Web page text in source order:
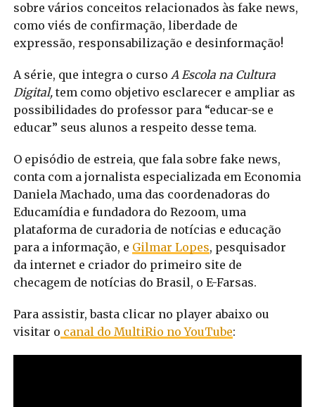
sobre vários conceitos relacionados às fake news,
como viés de confirmação, liberdade de
expressão, responsabilização e desinformação!
A série, que integra o curso A Escola na Cultura
Digital,tem como objetivo esclarecer e ampliar as
possibilidades do professor para “educar-se e
educar” seus alunos a respeito desse tema.
O episódio de estreia, que fala sobre fake news,
conta com a jornalista especializada em Economia
Daniela Machado, uma das coordenadoras do
Educamídia e fundadora do Rezoom, uma
plataforma de curadoria de notícias e educação
para a informação, e Gilmar Lopes, pesquisador
da internet e criador do primeiro site de
checagem de notícias do Brasil, o E-Farsas.
Para assistir, basta clicar no player abaixo ou
visitar o canal do MultiRio no YouTube: